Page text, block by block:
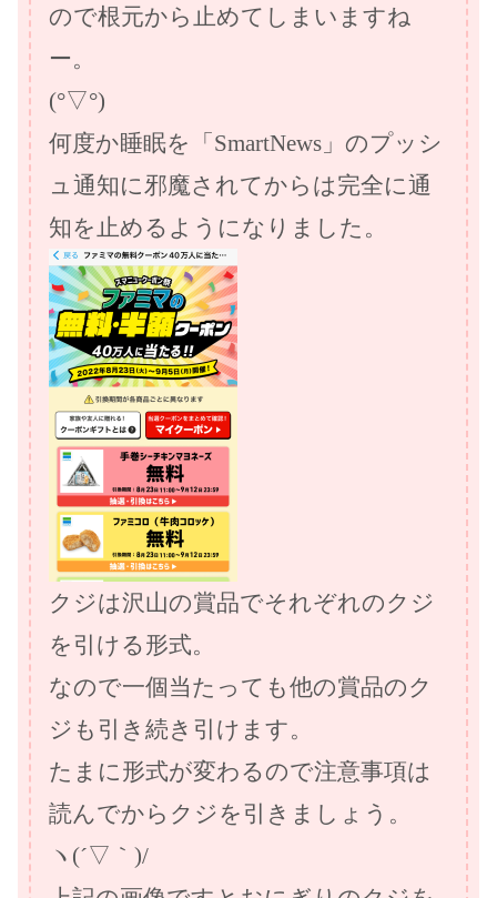
ので根元から止めてしまいますね
ー。
(°▽°)
何度か睡眠を「SmartNews」のプッシ
ュ通知に邪魔されてからは完全に通
知を止めるようになりました。
クジは沢山の賞品でそれぞれのクジ
を引ける形式。
なので一個当たっても他の賞品のク
ジも引き続き引けます。
たまに形式が変わるので注意事項は
読んでからクジを引きましょう。
ヽ(´▽｀)/